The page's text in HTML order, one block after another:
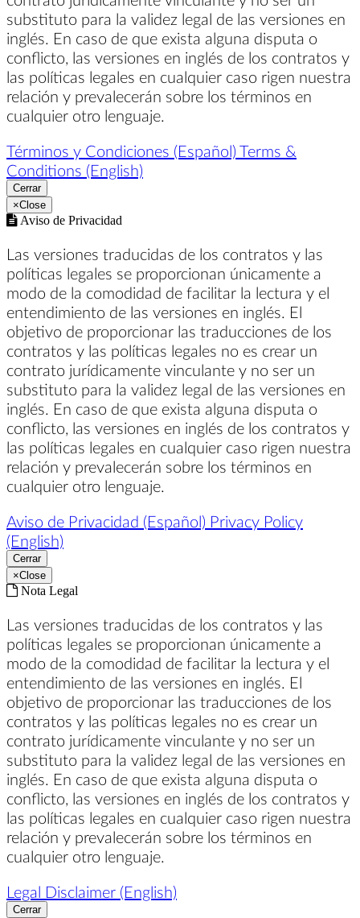
substituto para la validez legal de las versiones en
inglés. En caso de que exista alguna disputa o
conflicto, las versiones en inglés de los contratos y
las políticas legales en cualquier caso rigen nuestra
relación y prevalecerán sobre los términos en
cualquier otro lenguaje.
Términos y Condiciones (Español) Terms &
Conditions (English)
Cerrar
×Close
Aviso de Privacidad
Las versiones traducidas de los contratos y las
políticas legales se proporcionan únicamente a
modo de la comodidad de facilitar la lectura y el
entendimiento de las versiones en inglés. El
objetivo de proporcionar las traducciones de los
contratos y las políticas legales no es crear un
contrato jurídicamente vinculante y no ser un
substituto para la validez legal de las versiones en
inglés. En caso de que exista alguna disputa o
conflicto, las versiones en inglés de los contratos y
las políticas legales en cualquier caso rigen nuestra
relación y prevalecerán sobre los términos en
cualquier otro lenguaje.
Aviso de Privacidad (Español) Privacy Policy
(English)
Cerrar
×Close
Nota Legal
Las versiones traducidas de los contratos y las
políticas legales se proporcionan únicamente a
modo de la comodidad de facilitar la lectura y el
entendimiento de las versiones en inglés. El
objetivo de proporcionar las traducciones de los
contratos y las políticas legales no es crear un
contrato jurídicamente vinculante y no ser un
substituto para la validez legal de las versiones en
inglés. En caso de que exista alguna disputa o
conflicto, las versiones en inglés de los contratos y
las políticas legales en cualquier caso rigen nuestra
relación y prevalecerán sobre los términos en
cualquier otro lenguaje.
Legal Disclaimer (English)
Cerrar